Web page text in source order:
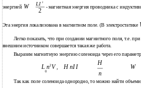
энергией W LI 2
- магнитная энергия проводника с
2
Эта энергия локализована в магнитном поле. (В электростатике
Легко показать, что при создании магнитного поля, т.е.
внешним источником совершается такая же работа.
Выразим магнитную энергию соленоида через его
L n2V, H nI I
H
W
0 n
Так как поле соленоида однородно, то можно найти